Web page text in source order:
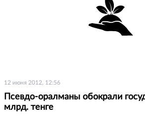
12 июня 2012, 12:56
Псевдо-оралманы обокрали
млрд. тенге